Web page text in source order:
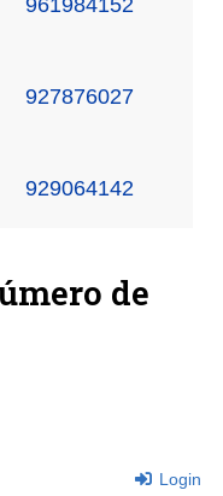
961984152
927876027
929064142
de
Login